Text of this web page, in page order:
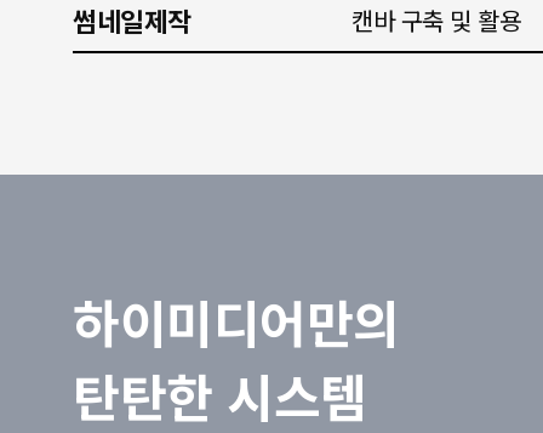
썸네일제작 캔바 구축 및 활용
하이미디어만의
탄탄한 시스템